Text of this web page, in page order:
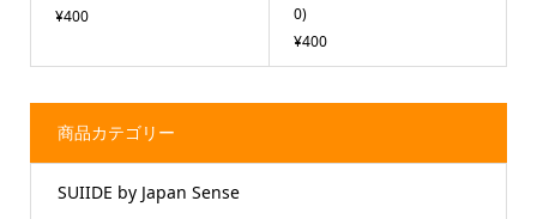
¥400
0)
¥400
商品カテゴリー
SUIIDE by Japan Sense